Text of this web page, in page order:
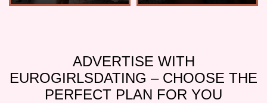
ADVERTISE WITH
EUROGIRLSDATING – CHOOSE THE
PERFECT PLAN FOR YOU